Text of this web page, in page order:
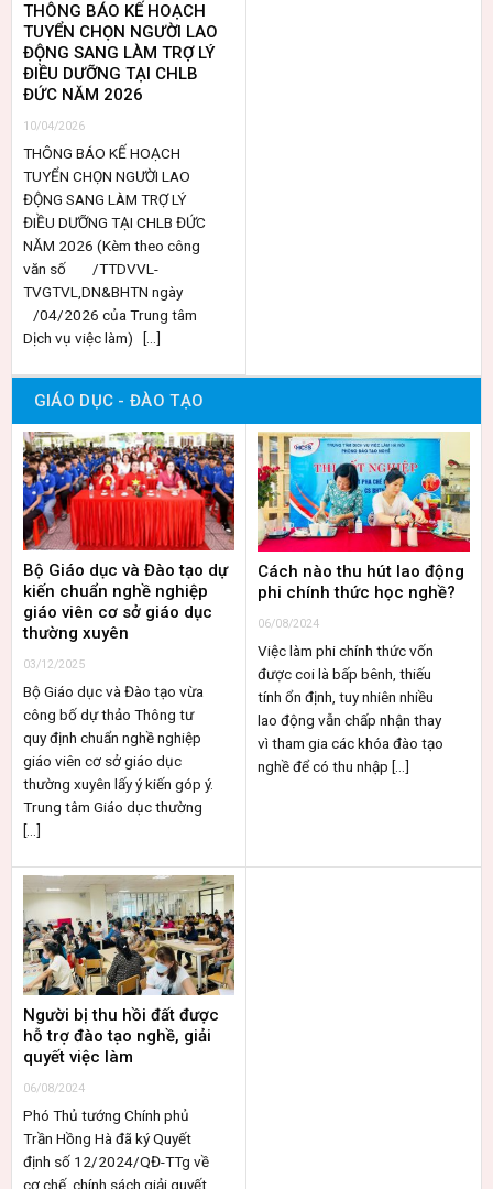
THÔNG BÁO KẾ HOẠCH
TUYỂN CHỌN NGƯỜI LAO
ĐỘNG SANG LÀM TRỢ LÝ
ĐIỀU DƯỠNG TẠI CHLB
ĐỨC NĂM 2026
10/04/2026
THÔNG BÁO KẾ HOẠCH
TUYỂN CHỌN NGƯỜI LAO
ĐỘNG SANG LÀM TRỢ LÝ
ĐIỀU DƯỠNG TẠI CHLB ĐỨC
NĂM 2026 (Kèm theo công
văn số /TTDVVL-
TVGTVL,DN&BHTN ngày
/04/2026 của Trung tâm
Dịch vụ việc làm) [...]
GIÁO DỤC - ĐÀO TẠO
Bộ Giáo dục và Đào tạo dự
kiến chuẩn nghề nghiệp
giáo viên cơ sở giáo dục
thường xuyên
03/12/2025
Bộ Giáo dục và Đào tạo vừa
công bố dự thảo Thông tư
quy định chuẩn nghề nghiệp
giáo viên cơ sở giáo dục
thường xuyên lấy ý kiến góp ý.
Trung tâm Giáo dục thường
[...]
Cách nào thu hút lao động
phi chính thức học nghề?
06/08/2024
Việc làm phi chính thức vốn
được coi là bấp bênh, thiếu
tính ổn định, tuy nhiên nhiều
lao động vẫn chấp nhận thay
vì tham gia các khóa đào tạo
nghề để có thu nhập [...]
Người bị thu hồi đất được
hỗ trợ đào tạo nghề, giải
quyết việc làm
06/08/2024
Phó Thủ tướng Chính phủ
Trần Hồng Hà đã ký Quyết
định số 12/2024/QĐ-TTg về
cơ chế, chính sách giải quyết